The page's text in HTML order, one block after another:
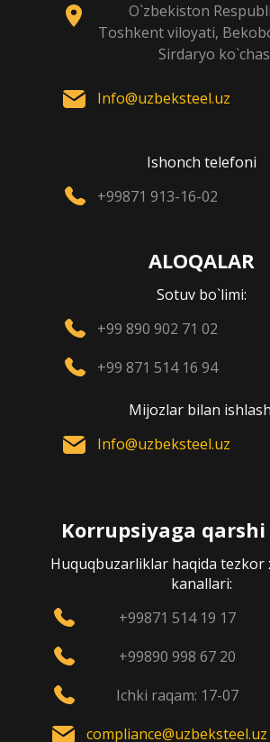
O`zbekiston
Toshkent viloyati,
Sirdaryo
Info@uzbeksteel.uz
Ishonch telefoni
+99871 913-16-02
ALOQALAR
Sotuv bo`limi:
+99 890 902 71 02
+99 871 514 16 94
Mijozlar bilan
Info@uzbeksteel.uz
Korrupsiyaga
Huquqbuzarliklar haqida tezkor
kanallari:
+99871 514 19 17
+99890 998 67 20
Ichki raqam: 17-07
compliance@uzbeksteel.uz